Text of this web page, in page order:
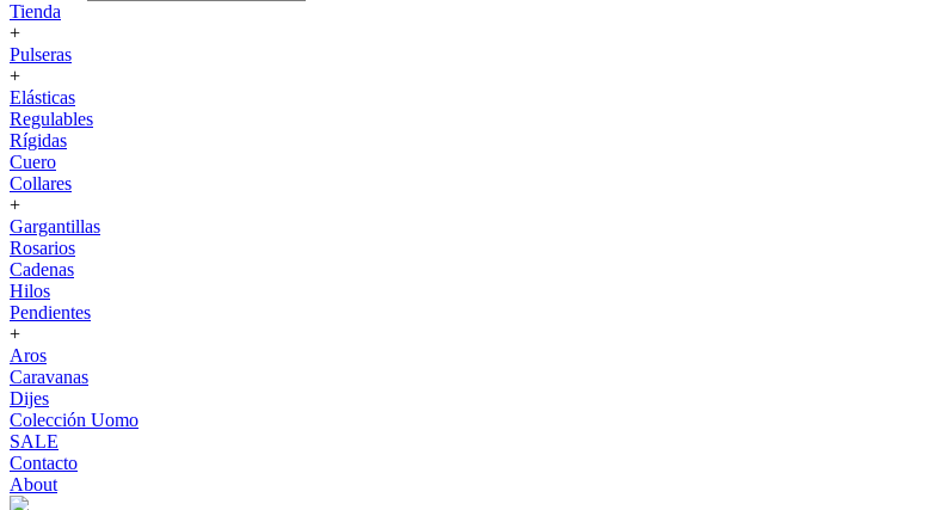
Tienda
+
Pulseras
+
Elásticas
Regulables
Rígidas
Cuero
Collares
+
Gargantillas
Rosarios
Cadenas
Hilos
Pendientes
+
Aros
Caravanas
Dijes
Colección Uomo
SALE
Contacto
About